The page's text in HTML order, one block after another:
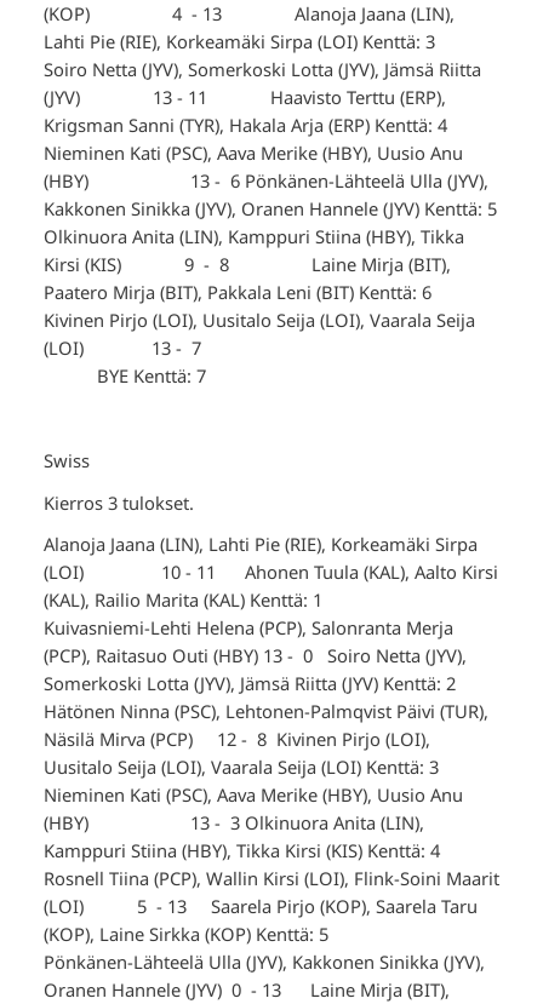
(KOP) 4 - 13 Alanoja Jaana (LIN),
Lahti Pie (RIE), Korkeamäki Sirpa (LOI) Kenttä: 3
Soiro Netta (JYV), Somerkoski Lotta (JYV), Jämsä Riitta
(JYV) 13 - 11 Haavisto Terttu (ERP),
Krigsman Sanni (TYR), Hakala Arja (ERP) Kenttä: 4
Nieminen Kati (PSC), Aava Merike (HBY), Uusio Anu
(HBY) 13 - 6 Pönkänen-Lähteelä Ulla (JYV),
Kakkonen Sinikka (JYV), Oranen Hannele (JYV) Kenttä: 5
Olkinuora Anita (LIN), Kamppuri Stiina (HBY), Tikka
Kirsi (KIS) 9 - 8 Laine Mirja (BIT),
Paatero Mirja (BIT), Pakkala Leni (BIT) Kenttä: 6
Kivinen Pirjo (LOI), Uusitalo Seija (LOI), Vaarala Seija
(LOI) 13 - 7
BYE Kenttä: 7
Swiss
Kierros 3 tulokset.
Alanoja Jaana (LIN), Lahti Pie (RIE), Korkeamäki Sirpa
(LOI) 10 - 11 Ahonen Tuula (KAL), Aalto Kirsi
(KAL), Railio Marita (KAL) Kenttä: 1
Kuivasniemi-Lehti Helena (PCP), Salonranta Merja
(PCP), Raitasuo Outi (HBY) 13 - 0 Soiro Netta (JYV),
Somerkoski Lotta (JYV), Jämsä Riitta (JYV) Kenttä: 2
Hätönen Ninna (PSC), Lehtonen-Palmqvist Päivi (TUR),
Näsilä Mirva (PCP) 12 - 8 Kivinen Pirjo (LOI),
Uusitalo Seija (LOI), Vaarala Seija (LOI) Kenttä: 3
Nieminen Kati (PSC), Aava Merike (HBY), Uusio Anu
(HBY) 13 - 3 Olkinuora Anita (LIN),
Kamppuri Stiina (HBY), Tikka Kirsi (KIS) Kenttä: 4
Rosnell Tiina (PCP), Wallin Kirsi (LOI), Flink-Soini Maarit
(LOI) 5 - 13 Saarela Pirjo (KOP), Saarela Taru
(KOP), Laine Sirkka (KOP) Kenttä: 5
Pönkänen-Lähteelä Ulla (JYV), Kakkonen Sinikka (JYV),
Oranen Hannele (JYV) 0 - 13 Laine Mirja (BIT),